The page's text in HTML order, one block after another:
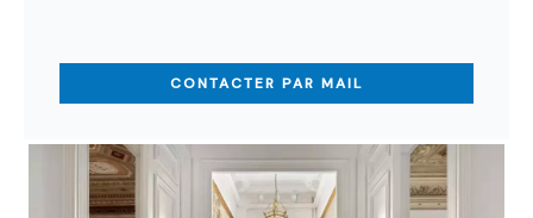
CONTACTER PAR MAIL